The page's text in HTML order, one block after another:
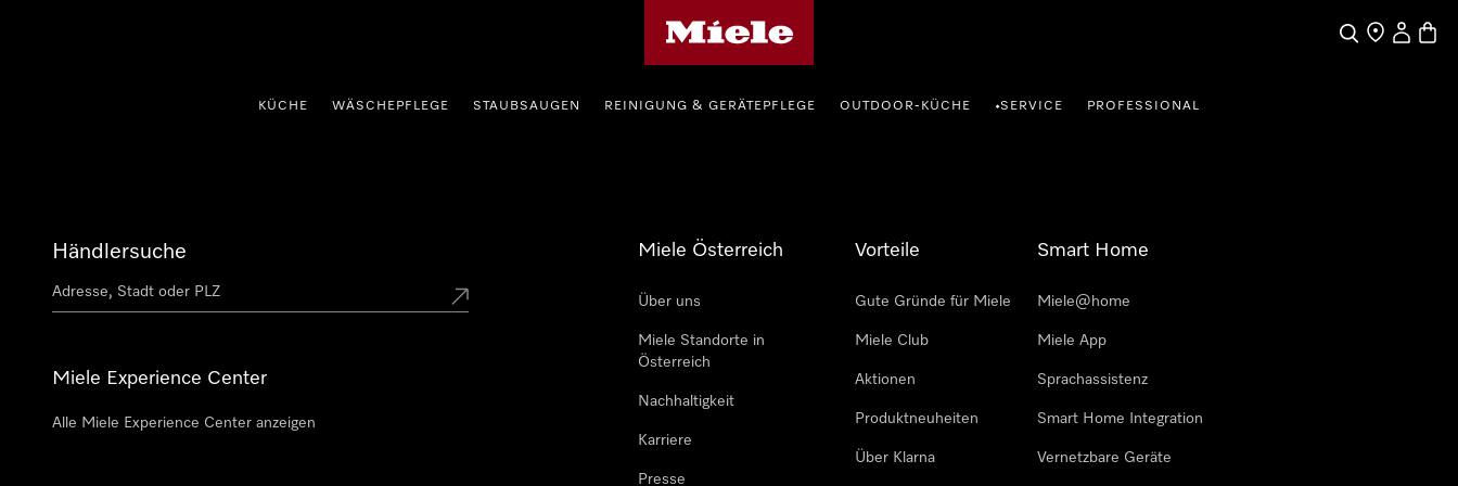
SucheHändlersuche
KÜCHE WÄSCHEPFLEGE STAUBSAUGEN REINIGUNG & GERÄTEPFLEGE OUTDOOR-KÜCHE •SERVICE PROFESSIONAL
Händlersuche
Miele Experience Center
Alle Miele Experience Center anzeigen
Miele Österreich
Über uns
Miele Standorte in
Österreich
Nachhaltigkeit
Karriere
Presse
Vorteile
Gute Gründe für Miele
Miele Club
Aktionen
Produktneuheiten
Über Klarna
Smart Home
Miele@home
Miele App
Sprachassistenz
Smart Home Integration
Vernetzbare Geräte